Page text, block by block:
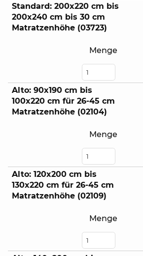
Standard: 200x220 cm bis
200x240 cm bis 30 cm
Matratzenhöhe (03723)
Menge
Alto: 90x190 cm bis
100x220 cm für 26-45 cm
Matratzenhöhe (02104)
Menge
Alto: 120x200 cm bis
130x220 cm für 26-45 cm
Matratzenhöhe (02109)
Menge